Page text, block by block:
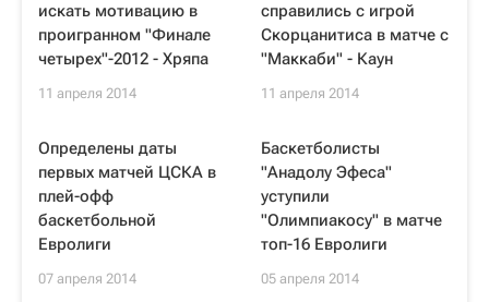
искать мотивацию в
проигранном "Финале
четырех"-2012 - Хряпа
11 апреля 2014
справились с игрой
Скорцанитиса в матче с
"Маккаби" - Каун
11 апреля 2014
Определены даты
первых матчей ЦСКА в
плей-офф
баскетбольной
Евролиги
07 апреля 2014
Баскетболисты
"Анадолу Эфеса"
уступили
"Олимпиакосу" в матче
топ-16 Евролиги
05 апреля 2014